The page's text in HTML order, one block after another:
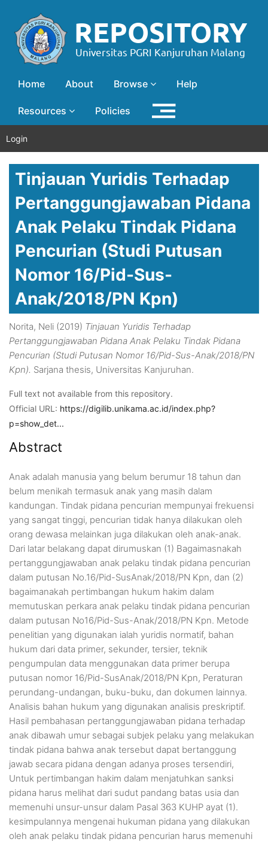
Home About Browse Help
Resources Policies
Login
Tinjauan Yuridis Terhadap
Pertanggungjawaban Pidana
Anak Pelaku Tindak Pidana
Pencurian (Studi Putusan
Nomor 16/Pid-Sus-
Anak/2018/PN Kpn)
Norita, Neli (2019) Tinjauan Yuridis Terhadap
Pertanggungjawaban Pidana Anak Pelaku Tindak Pidana
Pencurian (Studi Putusan Nomor 16/Pid-Sus-Anak/2018/PN
Kpn). Sarjana thesis, Universitas Kanjuruhan.
Full text not available from this repository.
Official URL: https://digilib.unikama.ac.id/index.php?
p=show_det...
Abstract
Anak adalah manusia yang belum berumur 18 tahun dan
belum menikah termasuk anak yang masih dalam
kandungan. Tindak pidana pencurian mempunyai frekuensi
yang sangat tinggi, pencurian tidak hanya dilakukan oleh
orang dewasa melainkan juga dilakukan oleh anak-anak.
Dari latar belakang dapat dirumuskan (1) Bagaimasnakah
pertanggungjawaban anak pelaku tindak pidana pencurian
dalam putusan No.16/Pid-SusAnak/2018/PN Kpn, dan (2)
bagaimanakah pertimbangan hukum hakim dalam
memutuskan perkara anak pelaku tindak pidana pencurian
dalam putusan No16/Pid-Sus-Anak/2018/PN Kpn. Metode
penelitian yang digunakan ialah yuridis normatif, bahan
hukum dari data primer, sekunder, tersier, teknik
pengumpulan data menggunakan data primer berupa
putusan nomor 16/Pid-SusAnak/2018/PN Kpn, Peraturan
perundang-undangan, buku-buku, dan dokumen lainnya.
Analisis bahan hukum yang digunakan analisis preskriptif.
Hasil pembahasan pertanggungjawaban pidana terhadap
anak dibawah umur sebagai subjek pelaku yang melakukan
tindak pidana bahwa anak tersebut dapat bertanggung
jawab secara pidana dengan adanya proses tersendiri,
Untuk pertimbangan hakim dalam menjatuhkan sanksi
pidana harus melihat dari sudut pandang batas usia dan
memenuhi unsur-unsur dalam Pasal 363 KUHP ayat (1).
kesimpulannya mengenai hukuman pidana yang dilakukan
oleh anak pelaku tindak pidana pencurian harus memenuhi